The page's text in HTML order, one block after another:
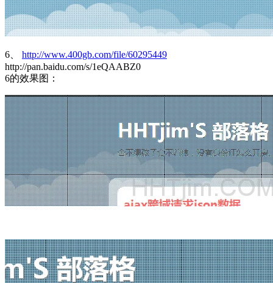
6、 http://www.400gb.com/file/60295449
http://pan.baidu.com/s/1eQAABZ0
6的效果图：